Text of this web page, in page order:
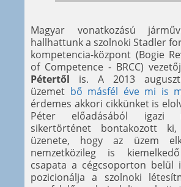
Magyar vonatkozású
hallhattunk a szolnoki Stadler
kompetencia-központ (Bogie
of Competence - BRCC)
Pétertől is. A 2013
üzemet bő másfél éve mi is
érdemes akkori cikkünket is
Péter előadásából igazi
sikertörténet bontakozott
üzenete, hogy az üzem
nemzetközileg is
csapata a cégcsoporton belül
pozicionálja a szolnoki